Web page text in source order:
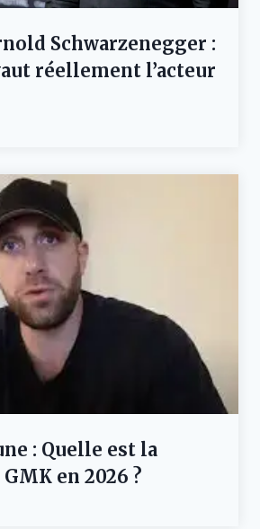
Schwarzenegger :
réellement l’acteur
: Quelle est la
en 2026 ?